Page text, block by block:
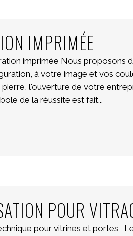
IMPRIMÉE
imprimée Nous proposons
à votre image et vos
l'ouverture de votre
de la réussite est fait...
POUR
pour vitrines et portes